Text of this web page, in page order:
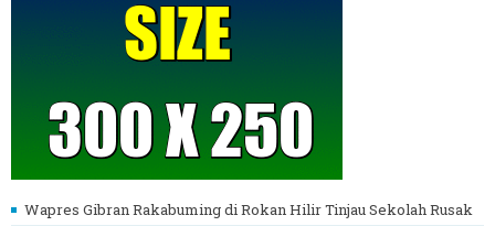
Wapres Gibran Rakabuming di Rokan Hilir Tinjau Sekolah Rusak